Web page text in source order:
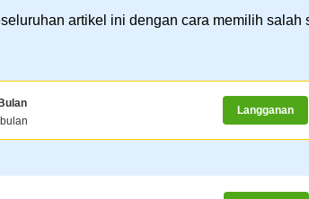
artikel ini dengan cara memilih salah
Langganan